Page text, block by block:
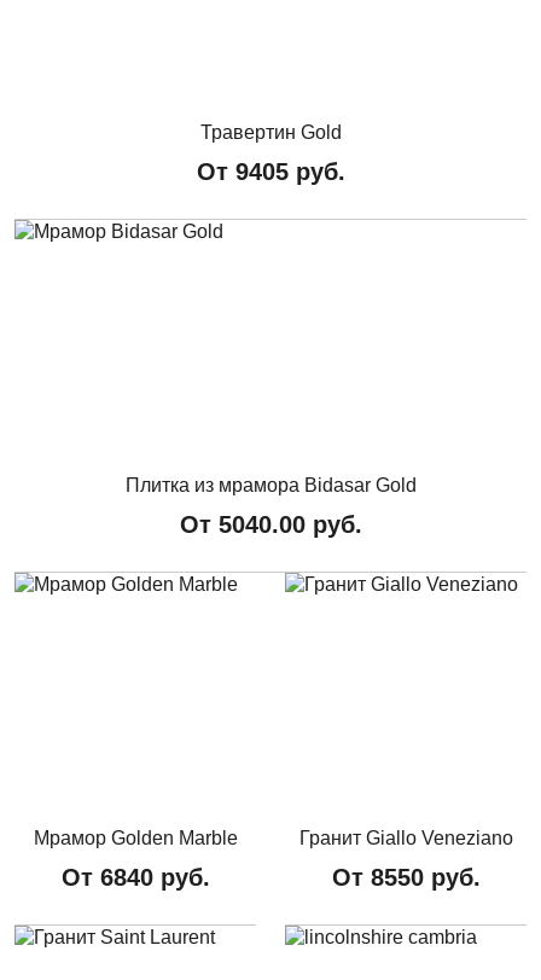
Травертин Gold
От 9405руб.
Плитка из мрамора Bidasar Gold
От 5040.00руб.
Мрамор Golden Marble
От 6840руб.
Гранит Giallo Veneziano
От 8550руб.